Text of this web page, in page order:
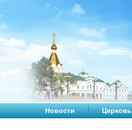
Новости Церковь